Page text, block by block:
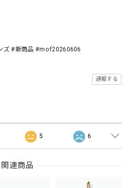
#新商品 #mof20260606
通報する
5 6
関連商品